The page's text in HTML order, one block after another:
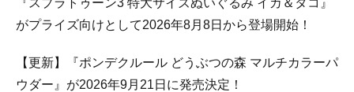
がプライズ向けとして2026年8月8日から登場開始！
【更新】『ポンデクルール どうぶつの森 マルチカラーパ
ウダー』が2026年9月21日に発売決定！